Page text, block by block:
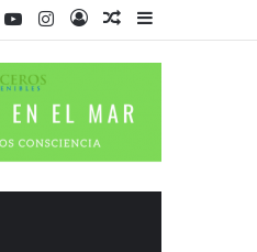
Barra
Publicación
Acceso
Instagram
YouTube